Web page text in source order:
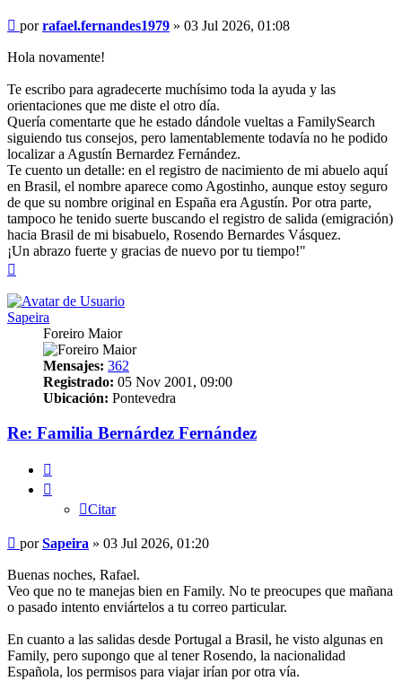
Mensaje
porrafael.fernandes1979 » 03 Jul 2026, 01:08
Hola novamente!
Te escribo para agradecerte muchísimo toda la ayuda y las
orientaciones que me diste el otro día.
​Quería comentarte que he estado dándole vueltas a FamilySearch
siguiendo tus consejos, pero lamentablemente todavía no he podido
localizar a Agustín Bernardez Fernández.
​Te cuento un detalle: en el registro de nacimiento de mi abuelo aquí
en Brasil, el nombre aparece como Agostinho, aunque estoy seguro
de que su nombre original en España era Agustín. Por otra parte,
tampoco he tenido suerte buscando el registro de salida (emigración)
hacia Brasil de mi bisabuelo, Rosendo Bernardes Vásquez.
​¡Un abrazo fuerte y gracias de nuevo por tu tiempo!"
Sapeira
Foreiro Maior
Mensajes: 362
Registrado: 05 Nov 2001, 09:00
Ubicación: Pontevedra
Re: Familia Bernárdez Fernández
Citar
Mensaje
porSapeira » 03 Jul 2026, 01:20
Buenas noches, Rafael.
Veo que no te manejas bien en Family. No te preocupes que mañana
o pasado intento enviártelos a tu correo particular.
En cuanto a las salidas desde Portugal a Brasil, he visto algunas en
Family, pero supongo que al tener Rosendo, la nacionalidad
Española, los permisos para viajar irían por otra vía.